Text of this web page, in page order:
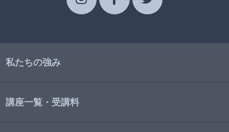
私たちの強み
講座一覧・受講料